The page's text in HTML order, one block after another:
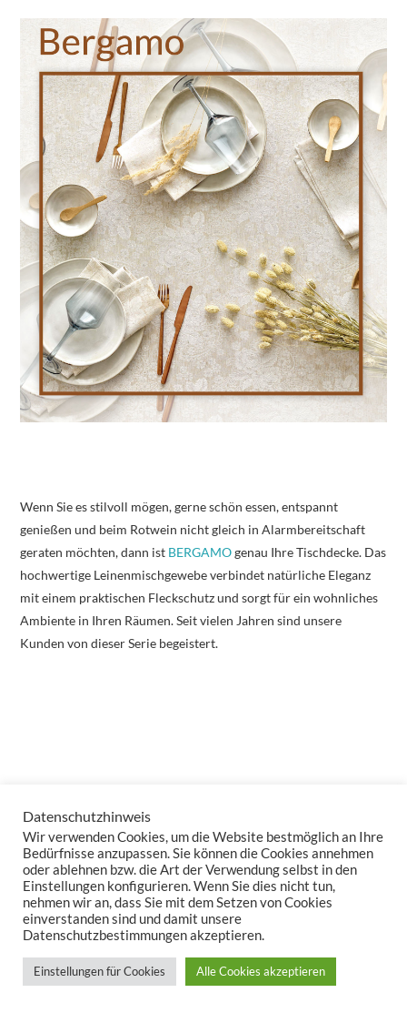
Wenn Sie es stilvoll mögen, gerne schön essen, entspannt
genießen und beim Rotwein nicht gleich in Alarmbereitschaft
geraten möchten, dann ist BERGAMOgenau Ihre Tischdecke. Das
hochwertige Leinenmischgewebe verbindet natürliche Eleganz
mit einem praktischen Fleckschutz und sorgt für ein wohnliches
Ambiente in Ihren Räumen. Seit vielen Jahren sind unsere
Kunden von dieser Serie begeistert.
Datenschutzhinweis
Wir verwenden Cookies, um die Website bestmöglich an Ihre
Bedürfnisse anzupassen. Sie können die Cookies annehmen
oder ablehnen bzw. die Art der Verwendung selbst in den
Einstellungen konfigurieren. Wenn Sie dies nicht tun,
nehmen wir an, dass Sie mit dem Setzen von Cookies
einverstanden sind und damit unsere
Datenschutzbestimmungen akzeptieren.
Einstellungen für Cookies Alle Cookies akzeptieren